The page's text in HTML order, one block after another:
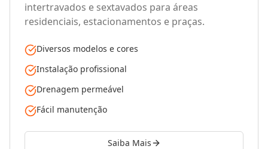
intertravados e sextavados para áreas
residenciais, estacionamentos e praças.
Diversos modelos e cores
Instalação profissional
Drenagem permeável
Fácil manutenção
Saiba Mais